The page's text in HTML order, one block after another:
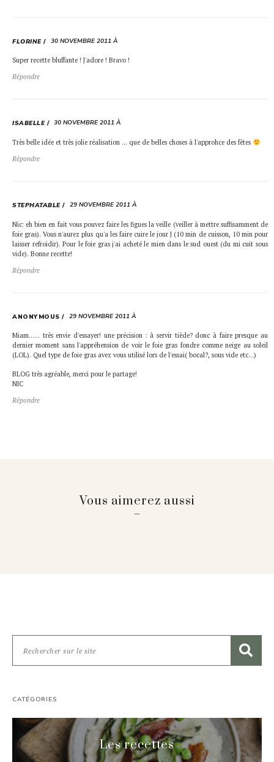
FLORINE 30 NOVEMBRE 2011 À
Super recette bluffante ! J'adore ! Bravo !
Répondre
ISABELLE 30 NOVEMBRE 2011 À
Très belle idée et très jolie réalisation … que de belles choses à l'approhce des fêtes
Répondre
STEPHATABLE 29 NOVEMBRE 2011 À
Nic: eh bien en fait vous pouvez faire les figues la veille (veiller à mettre suffisamment de
foie gras). Vous n'aurez plus qu'a les faire cuire le jour J (10 min de cuisson, 10 min pour
laisser refroidir). Pour le foie gras j'ai acheté le mien dans le sud ouest (du mi cuit sous
vide). Bonne recette!
Répondre
ANONYMOUS 29 NOVEMBRE 2011 À
Miam…… très envie d'essayer! une précision : à servir tiède? donc à faire presque au
dernier moment sans l'appréhension de voir le foie gras fondre comme neige au soleil
(LOL). Quel type de foie gras avez vous utilisé lors de l'essai( bocal?, sous vide etc…)
BLOG très agréable, merci pour le partage!
NIC
Répondre
Vous aimerez aussi
CATÉGORIES
Les recettes